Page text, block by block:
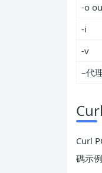
-o
-i
-v
–代
Curl
碼示例